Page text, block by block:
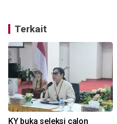
Terkait
KY buka seleksi calon